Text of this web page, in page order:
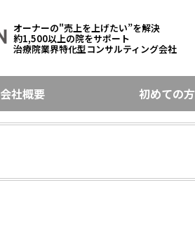
オーナーの"売上を上げたい”を解決
約1,500以上の院をサポート
治療院業界特化型コンサルティング会社
会社概要 初めての